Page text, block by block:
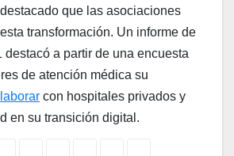
que las asociaciones
transformación. Un informe de
destacó a partir de una encuesta
de atención médica su
con hospitales privados y
en su transición digital.